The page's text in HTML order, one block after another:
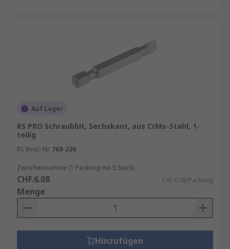
Auf Lager
RS PRO Schraubbit, Sechskant, aus CrMo-Stahl, 1-
teilig
RS Best.-Nr. 769-226
Zwischensumme (1 Packung mit 5 Stück)
CHF.6.08 CHF.6.08/Packung
Menge
Hinzufügen